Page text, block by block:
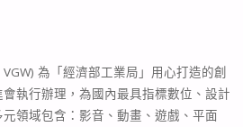
為「經濟部工業局」用心打造的創
執行辦理，為國內最具指標數位、設計
領域包含：影音、動畫、遊戲、平面